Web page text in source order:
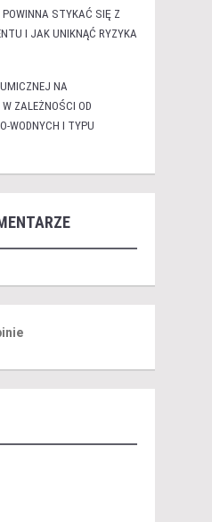
STYKAĆ SIĘ Z
I JAK UNIKNĄĆ RYZYKA
NA
ZALEŻNOŚCI OD
WODNYCH I TYPU